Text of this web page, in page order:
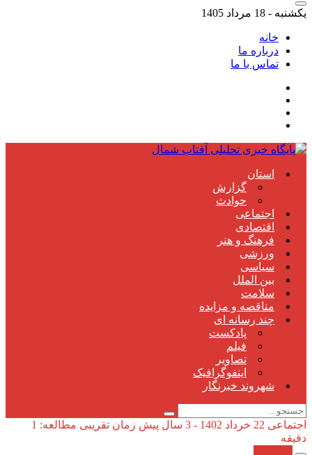
یکشنبه - 18 مرداد 1405
خانه
درباره ما
تماس با ما
استان
گزارش
حوادث
اجتماعی
اقتصادی
فرهنگ و هنر
ورزشی
سیاسی
بین الملل
سلامت
مناقصه و مزایده
چند رسانه ای
پادکست
فیلم
تصاویر
اینفوگرافیک
شهروند خبرنگار
اجتماعی 22 خرداد 1402 - 3 سال پیش
زمان تقریبی مطالعه: 1
دقیقه